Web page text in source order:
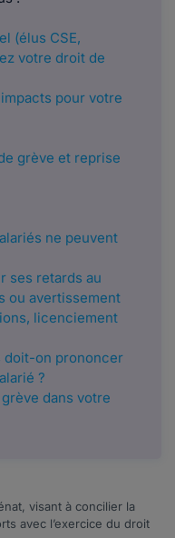
(élus CSE,
votre droit de
pour votre
grève et reprise
ne peuvent
ses retards au
ou avertissement
licenciement
doit-on prononcer
?
dans votre
visant à concilier la
avec l’exercice du droit